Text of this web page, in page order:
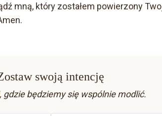
mną, który zostałem powierzony
swoją intencję
, gdzie będziemy się wspólnie modlić.